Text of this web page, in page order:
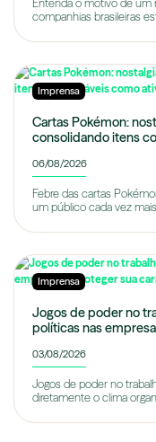
Entenda o motivo de
companhias brasileiras
Imprensa
Cartas Pokémon:
consolidando itens
06/08/2026
Febre das cartas
um público cada vez mais...
Imprensa
Jogos de poder no
políticas nas
03/08/2026
Jogos de poder no
diretamente o clima